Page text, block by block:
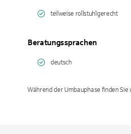
teilweise rollstuhlgerecht
Beratungssprachen
deutsch
Während der Umbauphase finden